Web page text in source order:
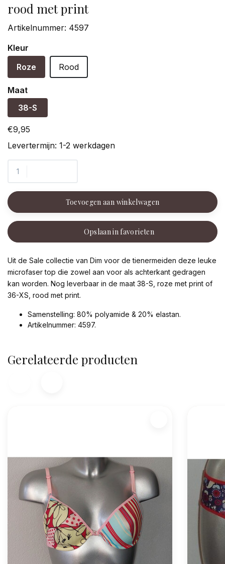
rood met print
Artikelnummer: 4597
Kleur
Roze
Rood
Maat
38-S
€9,95
Levertermijn: 1-2 werkdagen
Toevoegen aan winkelwagen
Opslaan in favorieten
Uit de Sale collectie van Dim voor de tienermeiden deze leuke
microfaser top die zowel aan voor als achterkant gedragen
kan worden. Nog leverbaar in de maat 38-S, roze met print of
36-XS, rood met print.
Samenstelling: 80% polyamide & 20% elastan.
Artikelnummer: 4597.
Gerelateerde producten